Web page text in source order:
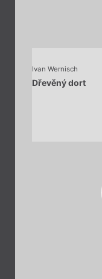
Ivan Wernisch
Dřevěný dort